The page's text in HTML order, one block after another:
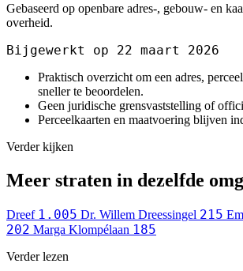
Gebaseerd op openbare adres-, gebouw- en
overheid.
Bijgewerkt op 22 maart 2026
Praktisch overzicht om een adres,
sneller te beoordelen.
Geen juridische grensvaststelling of
Perceelkaarten en maatvoering blijven
Verder kijken
Meer straten in dezelfde
Dreef 1.005 Dr. Willem Dreessingel 215
202 Marga Klompélaan 185
Verder lezen